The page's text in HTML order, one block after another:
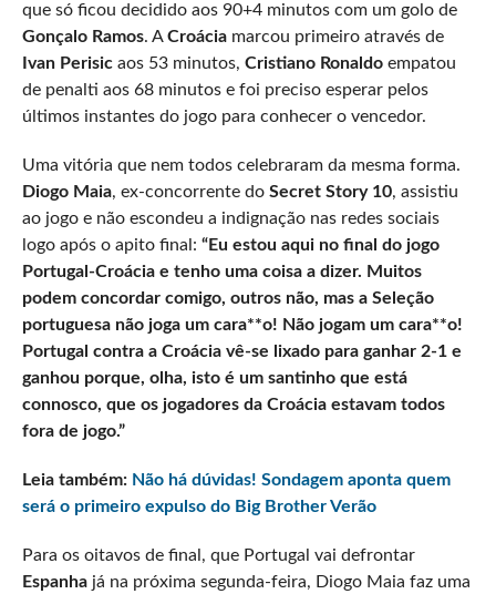
que só ficou decidido aos 90+4 minutos com um golo de
Gonçalo Ramos. ACroáciamarcou primeiro através de
Ivan Perisicaos 53 minutos, Cristiano Ronaldoempatou
de penalti aos 68 minutos e foi preciso esperar pelos
últimos instantes do jogo para conhecer o vencedor.
Uma vitória que nem todos celebraram da mesma forma.
Diogo Maia, ex-concorrente do Secret Story 10, assistiu
ao jogo e não escondeu a indignação nas redes sociais
logo após o apito final: “Eu estou aqui no final do jogo
Portugal-Croácia e tenho uma coisa a dizer. Muitos
podem concordar comigo, outros não, mas a Seleção
portuguesa não joga um cara**o! Não jogam um cara**o!
Portugal contra a Croácia vê-se lixado para ganhar 2-1 e
ganhou porque, olha, isto é um santinho que está
connosco, que os jogadores da Croácia estavam todos
fora de jogo.”
Leia também: Não há dúvidas! Sondagem aponta quem
será o primeiro expulso do Big Brother Verão
Para os oitavos de final, que Portugal vai defrontar
Espanhajá na próxima segunda-feira, Diogo Maia faz uma